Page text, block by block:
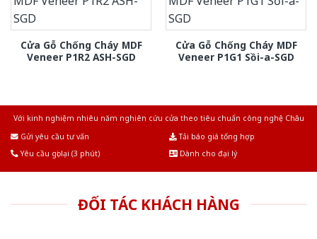
Cửa Gỗ Chống Cháy MDF
Veneer P1R2 ASH-SGD
Cửa Gỗ Chống Cháy MDF
Veneer P1G1 Sồi-a-SGD
Với kinh nghiệm nhiêu năm nghiên cứu cửa theo tiêu chuẩn công nghệ Châu
Gửi yêu cầu tư vấn
Tải báo giá tổng hợp
Yêu cầu gọi lại (3 phút)
Dành cho đại lý
ĐỐI TÁC KHÁCH HÀNG